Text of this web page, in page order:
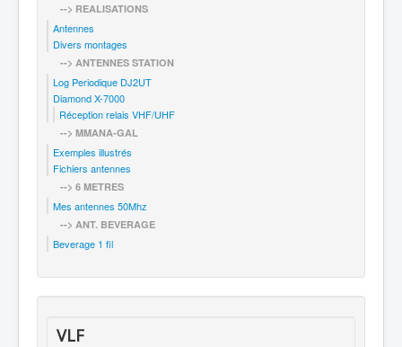
--> REALISATIONS
Antennes
Divers montages
--> ANTENNES STATION
Log Periodique DJ2UT
Diamond X-7000
Réception relais VHF/UHF
--> MMANA-GAL
Exemples illustrés
Fichiers antennes
--> 6 METRES
Mes antennes 50Mhz
--> ANT. BEVERAGE
Beverage 1 fil
VLF